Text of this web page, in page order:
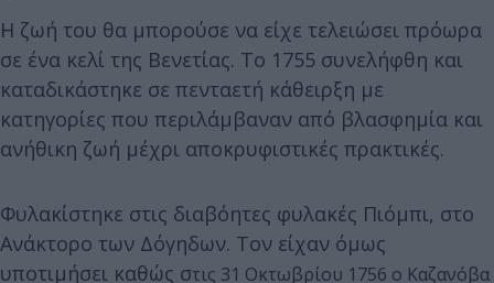
Η ζωή του θα μπορούσε να είχε τελειώσει πρόωρα
σε ένα κελί της Βενετίας. Το 1755 συνελήφθη και
καταδικάστηκε σε πενταετή κάθειρξη με
κατηγορίες που περιλάμβαναν από βλασφημία και
ανήθικη ζωή μέχρι αποκρυφιστικές πρακτικές.
Φυλακίστηκε στις διαβόητες φυλακές Πιόμπι, στο
Ανάκτορο των Δόγηδων. Τον είχαν όμως
υποτιμήσει καθώς στις 31 Οκτωβρίου 1756 ο Καζανόβα